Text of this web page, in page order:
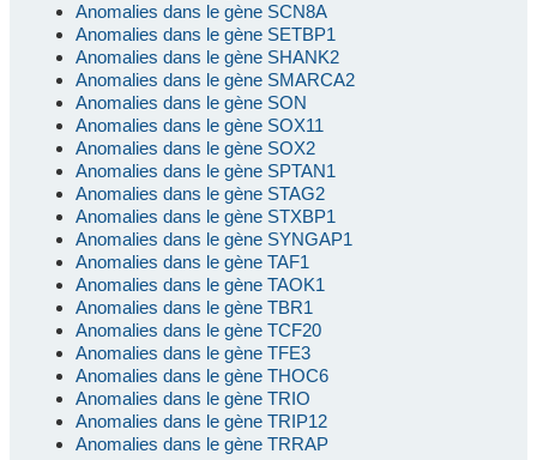
Anomalies dans le gène SCN8A
Anomalies dans le gène SETBP1
Anomalies dans le gène SHANK2
Anomalies dans le gène SMARCA2
Anomalies dans le gène SON
Anomalies dans le gène SOX11
Anomalies dans le gène SOX2
Anomalies dans le gène SPTAN1
Anomalies dans le gène STAG2
Anomalies dans le gène STXBP1
Anomalies dans le gène SYNGAP1
Anomalies dans le gène TAF1
Anomalies dans le gène TAOK1
Anomalies dans le gène TBR1
Anomalies dans le gène TCF20
Anomalies dans le gène TFE3
Anomalies dans le gène THOC6
Anomalies dans le gène TRIO
Anomalies dans le gène TRIP12
Anomalies dans le gène TRRAP